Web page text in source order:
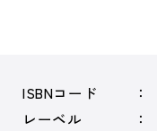
ISBNコード
レーベル